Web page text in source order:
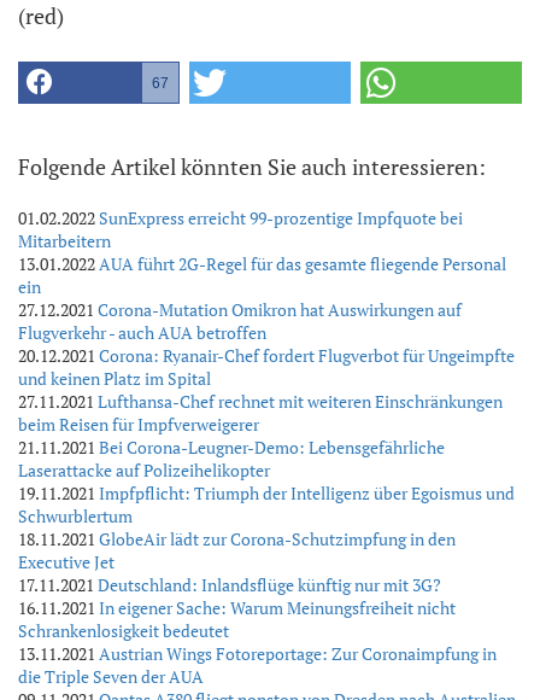
(red)
67
Folgende Artikel könnten Sie auch interessieren:
01.02.2022 SunExpress erreicht 99-prozentige Impfquote bei
Mitarbeitern
13.01.2022AUA führt 2G-Regel für das gesamte fliegende Personal
ein
27.12.2021 Corona-Mutation Omikron hat Auswirkungen auf
Flugverkehr - auch AUA betroffen
20.12.2021 Corona: Ryanair-Chef fordert Flugverbot für Ungeimpfte
und keinen Platz im Spital
27.11.2021 Lufthansa-Chef rechnet mit weiteren Einschränkungen
beim Reisen für Impfverweigerer
21.11.2021 Bei Corona-Leugner-Demo: Lebensgefährliche
Laserattacke auf Polizeihelikopter
19.11.2021 Impfpflicht: Triumph der Intelligenz über Egoismus und
Schwurblertum
18.11.2021 GlobeAir lädt zur Corona-Schutzimpfung in den
Executive Jet
17.11.2021 Deutschland: Inlandsflüge künftig nur mit 3G?
16.11.2021 In eigener Sache: Warum Meinungsfreiheit nicht
Schrankenlosigkeit bedeutet
13.11.2021 Austrian Wings Fotoreportage: Zur Coronaimpfung in
die Triple Seven der AUA